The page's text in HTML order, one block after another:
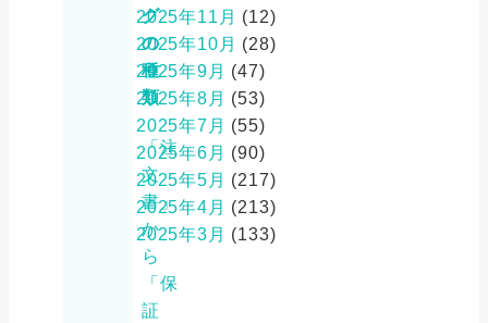
グ
の
種
類
「注
文
書」
か
ら
「保
証
2025年11月 (12)
2025年10月 (28)
2025年9月 (47)
2025年8月 (53)
2025年7月 (55)
2025年6月 (90)
2025年5月 (217)
2025年4月 (213)
2025年3月 (133)